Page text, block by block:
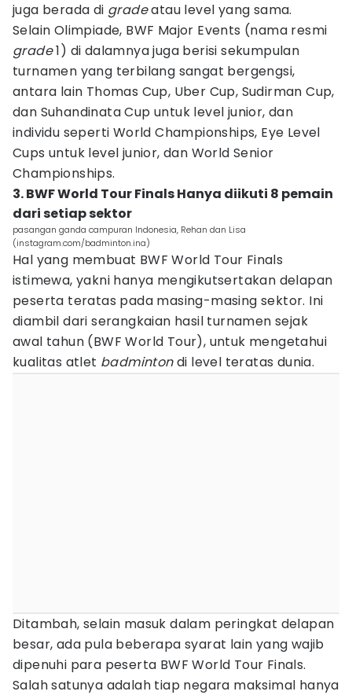
juga berada di gradeatau level yang sama.
Selain Olimpiade, BWF Major Events (nama resmi
grade1) di dalamnya juga berisi sekumpulan
turnamen yang terbilang sangat bergengsi,
antara lain Thomas Cup, Uber Cup, Sudirman Cup,
dan Suhandinata Cup untuk level junior, dan
individu seperti World Championships, Eye Level
Cups untuk level junior, dan World Senior
Championships.
3. BWF World Tour Finals Hanya diikuti 8 pemain
dari setiap sektor
pasangan ganda campuran Indonesia, Rehan dan Lisa
(instagram.com/badminton.ina)
Hal yang membuat BWF World Tour Finals
istimewa, yakni hanya mengikutsertakan delapan
peserta teratas pada masing-masing sektor. Ini
diambil dari serangkaian hasil turnamen sejak
awal tahun (BWF World Tour), untuk mengetahui
kualitas atlet badmintondi level teratas dunia.
Ditambah, selain masuk dalam peringkat delapan
besar, ada pula beberapa syarat lain yang wajib
dipenuhi para peserta BWF World Tour Finals.
Salah satunya adalah tiap negara maksimal hanya